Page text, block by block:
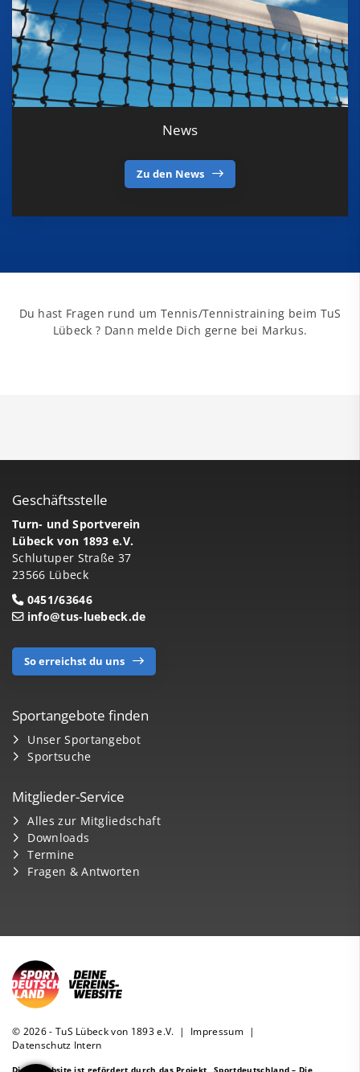
News
Zu den News
Du hast Fragen rund um Tennis/Tennistraining beim TuS
Lübeck ? Dann melde Dich gerne bei Markus.
Geschäftsstelle
Turn- und Sportverein
Lübeck von 1893 e.V.
Schlutuper Straße 37
23566 Lübeck
0451/63646
info@tus-luebeck.de
So erreichst du uns
Sportangebote finden
Unser Sportangebot
Sportsuche
Mitglieder-Service
Alles zur Mitgliedschaft
Downloads
Termine
Fragen & Antworten
© 2026 - TuS Lübeck von 1893 e.V. | Impressum |
Datenschutz Intern
Diese Website ist gefördert durch das Projekt „Sportdeutschland – Die